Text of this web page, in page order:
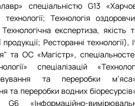
спеціальністю G13
технології; Технологія
експертиза, якість
Ресторанні технології), I
та ОС «Магістр»,
спеціалізацій
та переробки
та переробки водних
G6 «Інформаційно-